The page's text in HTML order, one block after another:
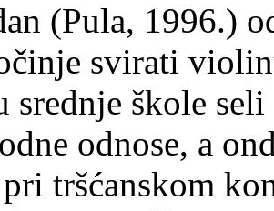
(Pula, 1996.)
svirati
srednje škole
odnose, a
tršćanskom